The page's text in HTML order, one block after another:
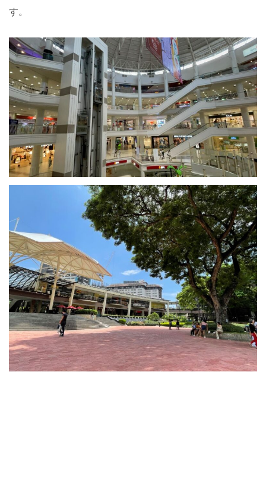
す。